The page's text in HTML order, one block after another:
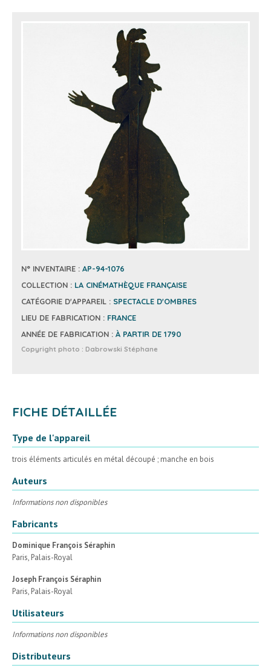
N° INVENTAIRE : AP-94-1076
COLLECTION : LA CINÉMATHÈQUE FRANÇAISE
CATÉGORIE D'APPAREIL : SPECTACLE D'OMBRES
LIEU DE FABRICATION : FRANCE
ANNÉE DE FABRICATION : À PARTIR DE 1790
Copyright photo : Dabrowski Stéphane
FICHE DÉTAILLÉE
Type de l'appareil
trois éléments articulés en métal découpé ; manche en bois
Auteurs
Informations non disponibles
Fabricants
Dominique François Séraphin
Paris, Palais-Royal
Joseph François Séraphin
Paris, Palais-Royal
Utilisateurs
Informations non disponibles
Distributeurs